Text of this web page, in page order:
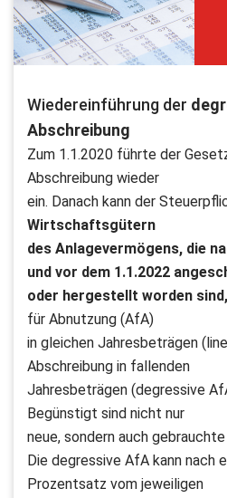
Wiedereinführung der
Abschreibung
Zum 1.1.2020 führte der
Abschreibung wieder
ein. Danach kann der
Wirtschaftsgütern
des Anlagevermögens, die
und vor dem 1.1.2022
oder hergestellt worden sind,
für Abnutzung (AfA)
in gleichen Jahresbeträgen
Abschreibung in fallenden
Jahresbeträgen (degressive
Begünstigt sind nicht nur
neue, sondern auch
Die degressive AfA kann nach
Prozentsatz vom jeweiligen